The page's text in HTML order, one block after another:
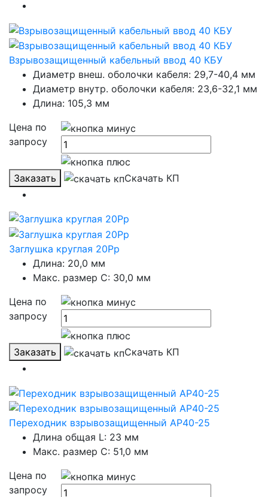
Взрывозащищенный кабельный ввод 40 КБУ
Диаметр внеш. оболочки кабеля: 29,7-40,4 мм
Диаметр внутр. оболочки кабеля: 23,6-32,1 мм
Длина: 105,3 мм
Цена по
запросу
Заказать Скачать КП
Заглушка круглая 20Рр
Длина: 20,0 мм
Макс. размер C: 30,0 мм
Цена по
запросу
Заказать Скачать КП
Переходник взрывозащищенный АР40-25
Длина общая L: 23 мм
Макс. размер C: 51,0 мм
Цена по
запросу